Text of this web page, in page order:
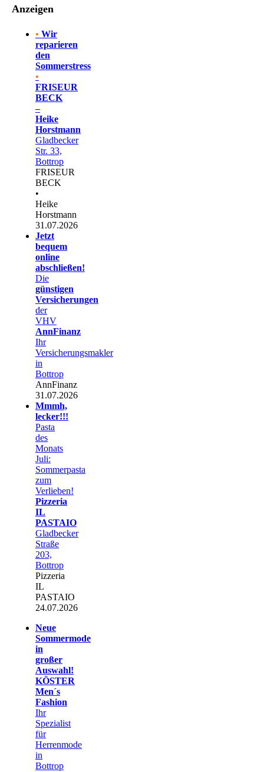
Anzeigen
• Wir
reparieren
den
Sommerstress
•
FRISEUR
BECK
–
Heike
Horstmann
Gladbecker
Str. 33,
Bottrop
FRISEUR
BECK
•
Heike
Horstmann
31.07.2026
Jetzt
bequem
online
abschließen!
Die
günstigen
Versicherungen
der
VHV
AnnFinanz
Ihr
Versicherungsmakler
in
Bottrop
AnnFinanz
31.07.2026
Mmmh,
lecker!!!
Pasta
des
Monats
Juli:
Sommerpasta
zum
Verlieben!
Pizzeria
IL
PASTAIO
Gladbecker
Straße
203,
Bottrop
Pizzeria
IL
PASTAIO
24.07.2026
Neue
Sommermode
in
großer
Auswahl!
KÖSTER
Men´s
Fashion
Ihr
Spezialist
für
Herrenmode
in
Bottrop